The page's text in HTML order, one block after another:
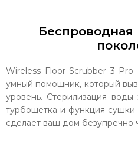
Беспроводная
Wireless Floor Scrubber 3
умный помощник, который
уровень. Стерилизация воды
турбощетка и функция сушки
сделает ваш дом безупречно